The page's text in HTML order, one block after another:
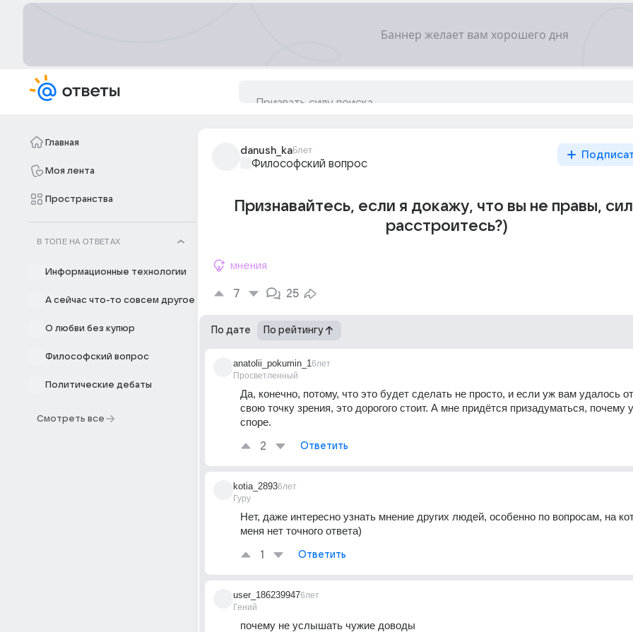
Главная
Моя лента
Пространства
В ТОПЕ НА ОТВЕТАХ
Информационные технологии
А сейчас что-то совсем другое
О любви без купюр
Философский вопрос
Политические дебаты
Смотреть все
danush_ka6лет
Философский вопрос
Признавайтесь, если я докажу, что вы не правы,
расстроитесь?)
мнения
7 25
По дате По рейтингу
anatolii_pokumin_1
Просветленный
6лет
Да, конечно, потому, что это будет сделать не просто, и если уж вам удалось
свою точку зрения, это дорогого стоит. А мне придётся призадуматься, почему
споре.
2 Ответить
kotia_2893
Гуру
6лет
Нет, даже интересно узнать мнение других людей, особенно по вопросам, на
меня нет точного ответа)
1 Ответить
user_186239947
Гений
6лет
почему не услышать чужие доводы